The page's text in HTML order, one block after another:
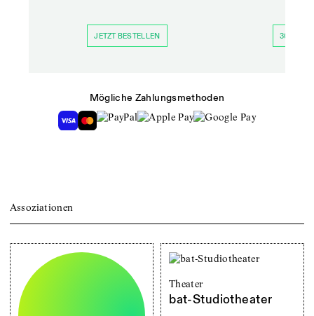
JETZT BESTELLEN 30 TAGE
Mögliche Zahlungsmethoden
Assoziationen
Theater
bat-Studiotheater